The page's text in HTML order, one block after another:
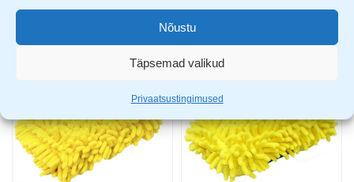
Nõustu
Täpsemad valikud
Privaatsustingimused
3,49€
1,99€
14,99